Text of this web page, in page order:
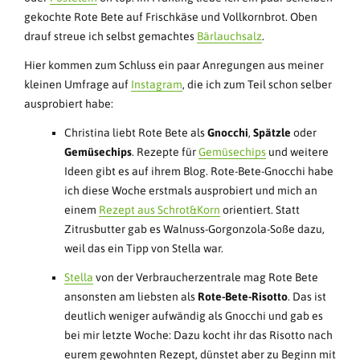
gekochte Rote Bete auf Frischkäse und Vollkornbrot. Oben
drauf streue ich selbst gemachtes Bärlauchsalz.
Hier kommen zum Schluss ein paar Anregungen aus meiner
kleinen Umfrage auf Instagram, die ich zum Teil schon selber
ausprobiert habe:
Christina liebt Rote Bete alsGnocchi, Spätzle oder
Gemüsechips. Rezepte fürGemüsechips und weitere
Ideen gibt es auf ihrem Blog. Rote-Bete-Gnocchi habe
ich diese Woche erstmals ausprobiert und mich an
einem Rezept aus Schrot&Korn orientiert. Statt
Zitrusbutter gab es Walnuss-Gorgonzola-Soße dazu,
weil das ein Tipp von Stella war.
Stella von der Verbraucherzentrale mag Rote Bete
ansonsten am liebsten als Rote-Bete-Risotto. Das ist
deutlich weniger aufwändig als Gnocchi und gab es
bei mir letzte Woche: Dazu kocht ihr das Risotto nach
eurem gewohnten Rezept, dünstet aber zu Beginn mit